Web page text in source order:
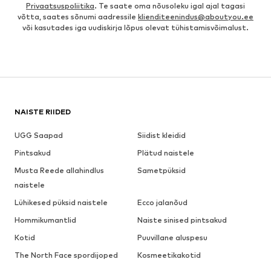
Privaatsuspoliitika. Te saate oma nõusoleku igal ajal tagasi
võtta, saates sõnumi aadressile klienditeenindus@aboutyou.ee
või kasutades iga uudiskirja lõpus olevat tühistamisvõimalust.
NAISTE RIIDED
UGG Saapad
Siidist kleidid
Pintsakud
Plätud naistele
Musta Reede allahindlus
naistele
Sametpüksid
Lühikesed püksid naistele
Ecco jalanõud
Hommikumantlid
Naiste sinised pintsakud
Kotid
Puuvillane aluspesu
The North Face spordijoped
Kosmeetikakotid